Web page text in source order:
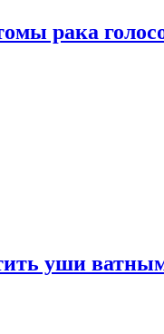
рака
уши